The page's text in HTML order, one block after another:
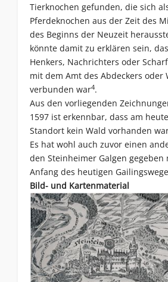
Tierknochen gefunden, die sich
Pferdeknochen aus der Zeit des
des Beginns der Neuzeit
könnte damit zu erklären sein,
Henkers, Nachrichters oder
mit dem Amt des Abdeckers oder
verbunden war4.
Aus den vorliegenden
1597 ist erkennbar, dass am
Standort kein Wald vorhanden
Es hat wohl auch zuvor einen
den Steinheimer Galgen gegeben
Anfang des heutigen
Bild- und Kartenmaterial